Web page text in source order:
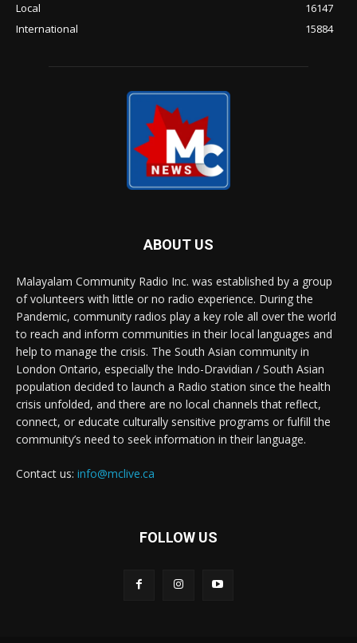
Local
16147
International
15884
ABOUT US
Malayalam Community Radio Inc. was established by a group
of volunteers with little or no radio experience. During the
Pandemic, community radios play a key role all over the world
to reach and inform communities in their local languages and
help to manage the crisis. The South Asian community in
London Ontario, especially the Indo-Dravidian / South Asian
population decided to launch a Radio station since the health
crisis unfolded, and there are no local channels that reflect,
connect, or educate culturally sensitive programs or fulfill the
community’s need to seek information in their language.
Contact us: info@mclive.ca
FOLLOW US